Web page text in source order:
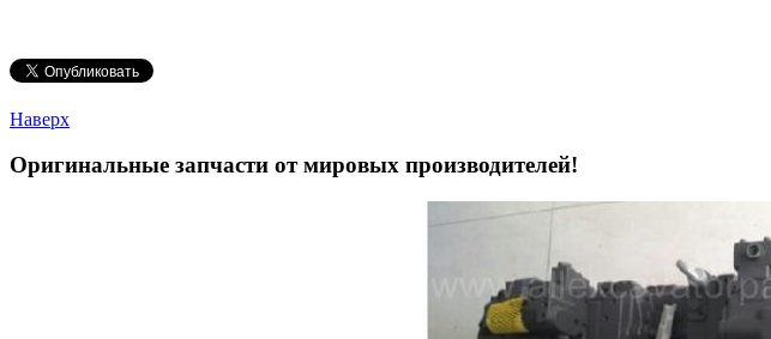
Наверх
Оригинальные запчасти от мировых производителей!